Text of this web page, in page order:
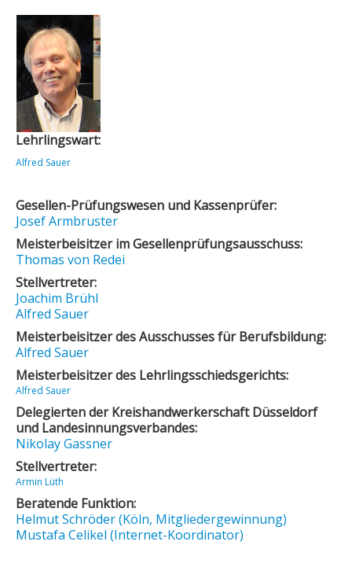
Lehrlingswart:
Alfred Sauer
Gesellen-Prüfungswesen und Kassenprüfer:
Josef Armbruster
Meisterbeisitzer im Gesellenprüfungsausschuss:
Thomas von Redei
Stellvertreter:
Joachim Brühl
Alfred Sauer
Meisterbeisitzer des Ausschusses für Berufsbildung:
Alfred Sauer
Meisterbeisitzer des Lehrlingsschiedsgerichts:
Alfred Sauer
Delegierten der Kreishandwerkerschaft Düsseldorf
und Landesinnungsverbandes:
Nikolay Gassner
Stellvertreter:
Armin Lüth
Beratende Funktion:
Helmut Schröder (Köln, Mitgliedergewinnung)
Mustafa Celikel (Internet-Koordinator)